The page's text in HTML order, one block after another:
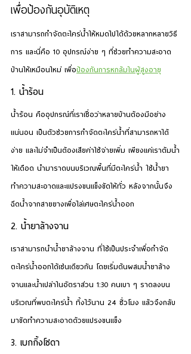
เพื่อป้องกันอุบัติเหตุ
เราสามารถกำจัดตะไคร่น้ำให้หมดไปได้ด้วยหลากหลายวิธี
การ และนี่คือ 10 อุปกรณ์ง่าย ๆ ที่ช่วยทำความสะอาด
บ้านให้เหมือนใหม่ เพื่อป้องกันการหกล้มในผู้สูงอายุ
1. น้ำร้อน
น้ำร้อน คืออุปกรณ์ที่เราเชื่อว่าหลายบ้านต้องมีอย่าง
แน่นอน เป็นตัวช่วยการกำจัดตะไคร่น้ำที่สามารถหาได้
ง่าย และไม่จำเป็นต้องเสียค่าใช้จ่ายเพิ่ม เพียงแค่เราต้มน้ำ
ให้เดือด นำมาราดบนบริเวณพื้นที่มีตะไคร่น้ำ ใช้น้ำยา
ทำความสะอาดและแปรงขนแข็งขัดให้ทั่ว หลังจากนั้นจึง
ฉีดน้ำจากสายยางเพื่อไล่เศษตะไคร่น้ำออก
2. น้ำยาล้างจาน
เราสามารถนำน้ำยาล้างจาน ที่ใช้เป็นประจำเพื่อกำจัด
ตะไคร่น้ำออกได้เช่นเดียวกัน โดยเริ่มต้นผสมน้ำยาล้าง
จานและน้ำเปล่าในอัตราส่วน 1:30 คนเบา ๆ ราดลงบน
บริเวณที่พบตะไคร่น้ำ ทิ้งไว้นาน 24 ชั่วโมง แล้วจึงกลับ
มาขัดทำความสะอาดด้วยแปรงขนแข็ง
3. เบกกิ้งโซดา